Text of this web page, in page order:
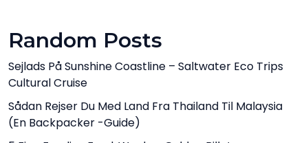
Random Posts
Sejlads På Sunshine Coastline – Saltwater Eco Trips
Cultural Cruise
Sådan Rejser Du Med Land Fra Thailand Til Malaysia
(en Backpacker -guide)